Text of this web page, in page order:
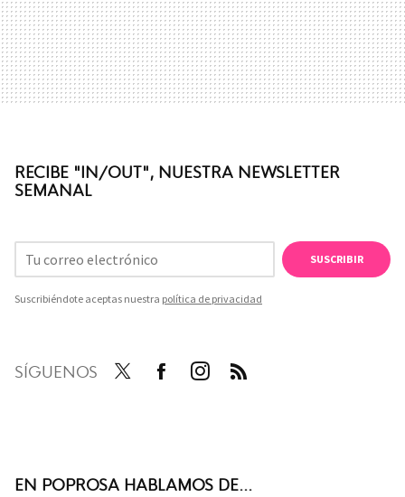
RECIBE "IN/OUT", NUESTRA NEWSLETTER
SEMANAL
SUSCRIBIR
Suscribiéndote aceptas nuestra política de privacidad
SÍGUENOS
EN POPROSA HABLAMOS DE...